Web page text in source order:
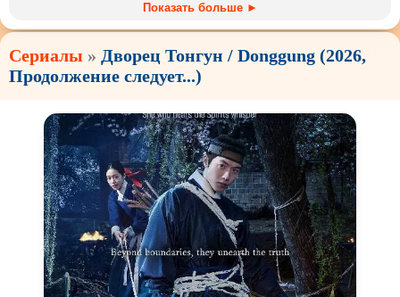
Marvel PIXAR
Sci-Fi (Научнаяфантастика) Trash (трэш) movies
Аниме Антиутопия
Врачи Гении
Дорамы Индийское кино
Киберпанк Коллекция
Комикс Маги и Волшебники
Наркотики Новогодние
Показать больше ►
Сериалы » Дворец Тонгун / Donggung (2026,
Продолжение следует...)